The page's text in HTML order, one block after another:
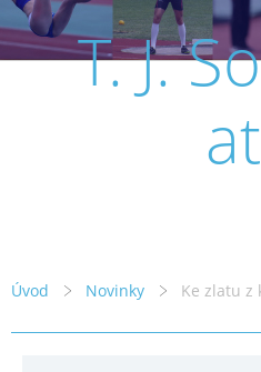
T. J.
Úvod Novinky Ke zlatu z